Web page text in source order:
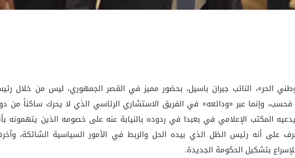
الحر»، النائب جبران باسيل، بحضور مميز في القصر الجمهوري، ليس من خلال
وإنما عبر «ودائعه» في الفريق الاستشاري الرئاسي الذي لا يحرك ساكناً من
المكتب الإعلامي في بعبدا في ردوده بالنيابة عنه على خصومه الذين يتهمونه
على أنه رئيس الظل الذي بيده الحل والربط في الأمور السياسية الشائكة،
بتشكيل الحكومة الجديدة.